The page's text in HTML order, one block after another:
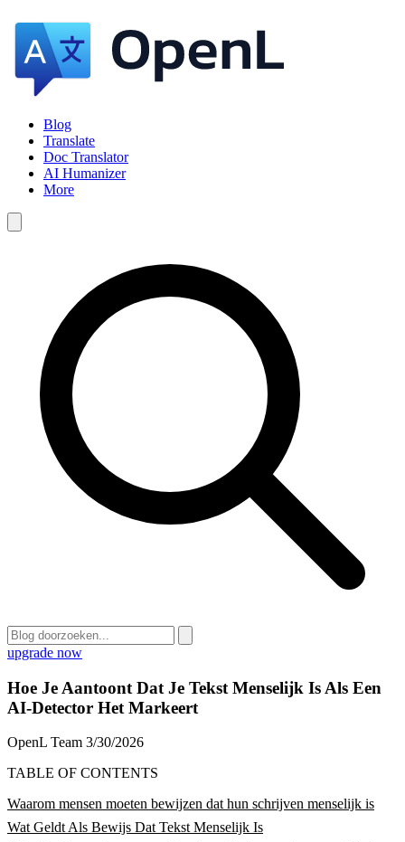
Blog
Translate
Doc Translator
AI Humanizer
More
upgrade now
Hoe Je Aantoont Dat Je Tekst Menselijk Is Als Een
AI-Detector Het Markeert
OpenL Team 3/30/2026
TABLE OF CONTENTS
Waarom mensen moeten bewijzen dat hun schrijven menselijk is
Wat Geldt Als Bewijs Dat Tekst Menselijk Is